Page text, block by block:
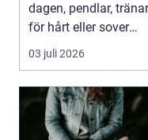
dagen, pendlar, tränar
för hårt eller sover
dåligt. Axl...
03 juli 2026